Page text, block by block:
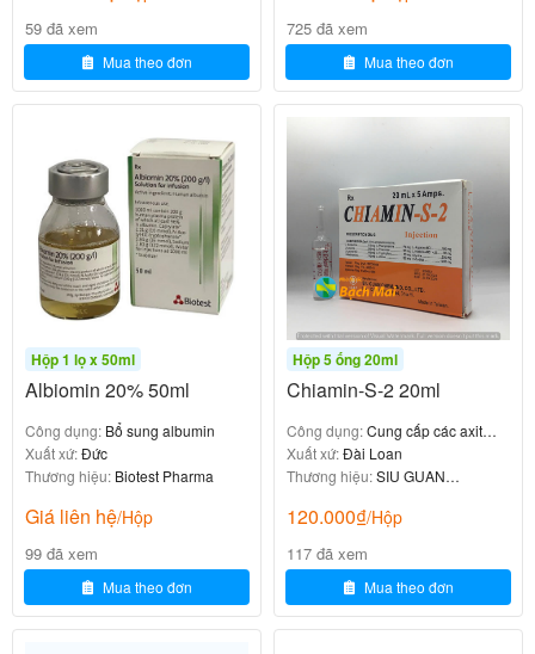
3-2) Hoặc, từ bước 2, ỡ bỏ niêmphong bằng cách
cuộn tròn và an tay vào túi, các niêm phong sẽ được
gỡ bỏ.
4) Lắc đều dung dịch truyền từ 2-3 lần
5) Trong trường hợp cần truyền kết hợpthêm thuốc
khác thì mở nắp ở cổng truyền phụ và thêm thuốc
khác vào, lắc đều dung dịch truyền để dung dịch
được trộn lẫn.
6) Nối đường truyền vào cổng truyền và bắt đầu
truyền vào ven hoặc tĩnh mạch.
Không dùng thuốc Mg-tan 1440ml
trong trường hợp sau
Equoral 25mg H50v
720.000
₫
59 đã xem
Mua theo đơn Mua theo đơn
Hộp 1 lọ x 50ml
Albiomin 20% 50ml
Công dụng: Bổ sung albumin
Xuất xứ:Đức
Thương hiệu: Biotest Pharma
Giá liên hệ/Hộp
99 đã xem
Mua theo đơn
Hộp 5 ống 20ml
Chiamin-S-2 20ml
Công dụng:Cung cấp các axit
amin thiết yếu
Xuất xứ:Đài Loan
Thương hiệu:SIU GUAN
120.000₫/Hộp
117 đã xem
Mua theo đơn